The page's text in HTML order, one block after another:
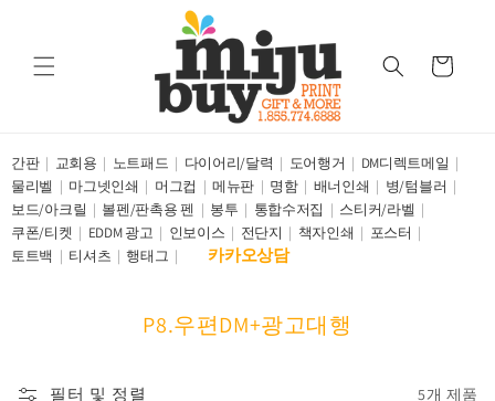
트
간판 교회용 노트패드 다이어리/달력 도어행거
DM디렉트메일
물리벨
마그넷인쇄 머그컵 메뉴판 명함 배너인쇄
병/텀블러
보드/아크릴
볼펜/판촉용 펜 봉투 통합수저집
스티커/라벨
쿠폰/티켓
EDDM 광고 인보이스 전단지 책자인쇄
포스터
토트백
티셔츠 행태그 카카오상담
컬
션
P8.우편DM+광고대행
필터 및 정렬 5개 제품